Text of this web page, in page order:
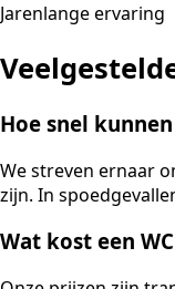
Jarenlange ervaring
Hoe snel
We streven ernaar
zijn. In
Wat kost een